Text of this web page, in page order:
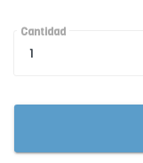
Cantidad